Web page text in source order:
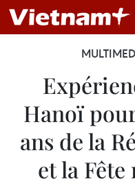
Hanoï
ans de la
et la